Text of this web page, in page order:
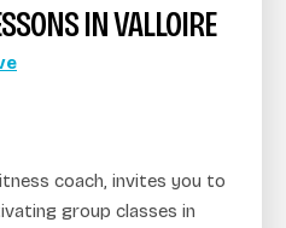
IN VALLOIRE
coach, invites you to
group classes in